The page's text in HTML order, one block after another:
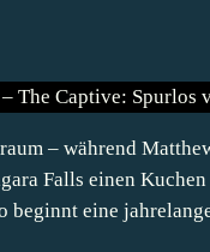
– während
Falls einen
beginnt eine